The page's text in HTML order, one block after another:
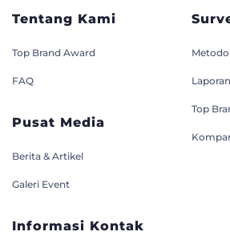
Tentang Kami
Top Brand Award
FAQ
Pusat Media
Berita & Artikel
Galeri Event
Top
Informasi Kontak